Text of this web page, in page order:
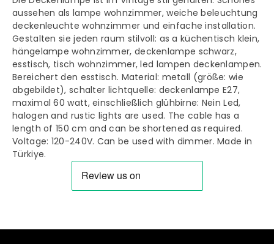
Pendelleuchte
Pendelleuchte
aussehen als lampe wohnzimmer, weiche beleuchtung
deckenleuchte wohnzimmer und einfache installation.
Gestalten sie jeden raum stilvoll: as a küchentisch klein,
hängelampe wohnzimmer, deckenlampe schwarz,
esstisch, tisch wohnzimmer, led lampen deckenlampen.
Bereichert den esstisch. Material: metall (größe: wie
abgebildet), schalter lichtquelle: deckenlampe E27,
maximal 60 watt, einschließlich glühbirne: Nein Led,
halogen and rustic lights are used. The cable has a
length of 150 cm and can be shortened as required.
Voltage: 120-240V. Can be used with dimmer. Made in
Türkiye.